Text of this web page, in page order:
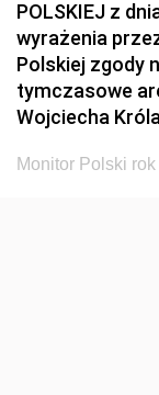
POLSKIEJ z
wyrażenia
Polskiej zgody
tymczasowe
Wojciecha
Monitor Polski